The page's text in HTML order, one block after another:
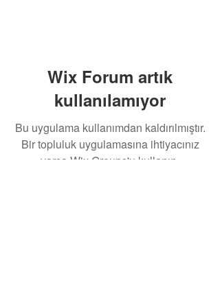
Wix Forum artık
kullanılamıyor
Bu uygulama kullanımdan kaldırılmıştır.
Bir topluluk uygulamasına ihtiyacınız
varsa Wix Groups'u kullanın.